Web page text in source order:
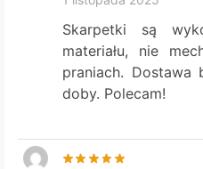
Skarpetki są
materiału, nie
praniach.
doby. Polecam!